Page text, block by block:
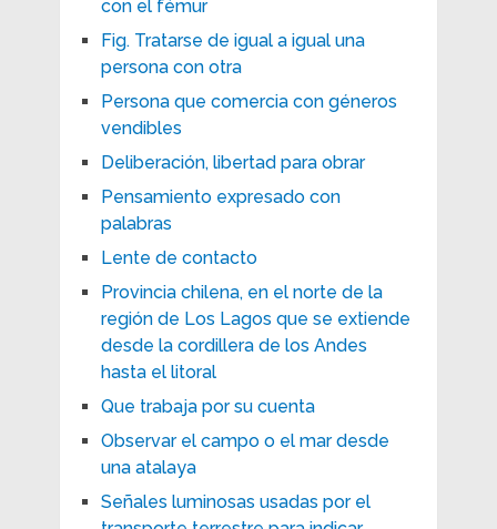
con el fémur
Fig. Tratarse de igual a igual una
persona con otra
Persona que comercia con géneros
vendibles
Deliberación, libertad para obrar
Pensamiento expresado con
palabras
Lente de contacto
Provincia chilena, en el norte de la
región de Los Lagos que se extiende
desde la cordillera de los Andes
hasta el litoral
Que trabaja por su cuenta
Observar el campo o el mar desde
una atalaya
Señales luminosas usadas por el